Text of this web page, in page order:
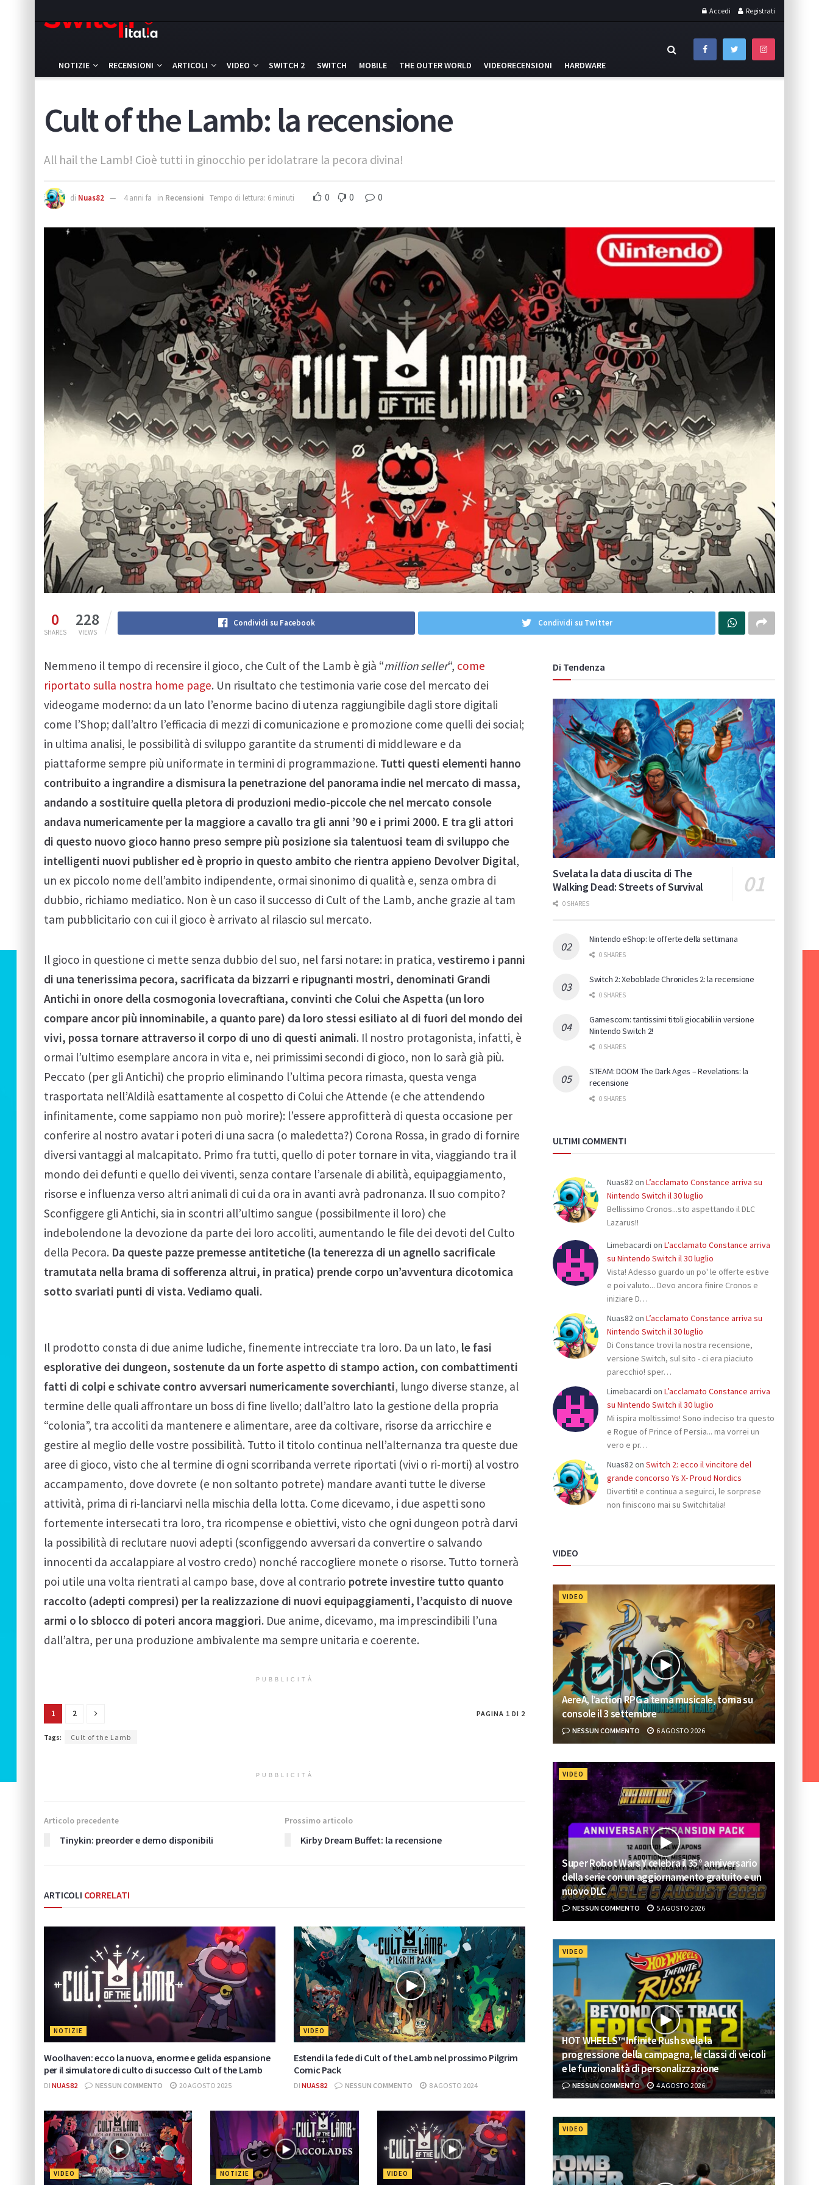
Accedi Registrati
NOTIZIE RECENSIONI ARTICOLI VIDEO SWITCH 2 SWITCH MOBILE THE OUTER WORLD VIDEORECENSIONI HARDWARE
Cult of the Lamb: la recensione
All hail the Lamb! Cioè tutti in ginocchio per idolatrare la pecora divina!
di Nuas82 4 anni fa in Recensioni Tempo di lettura: 6 minuti 0 0 0
0
SHARES
228
VIEWS
Condividi su Facebook Condividi su Twitter
Nemmeno il tempo di recensire il gioco, che Cult of the Lamb è già “million seller“, come
riportato sulla nostra home page. Un risultato che testimonia varie cose del mercato dei
videogame moderno: da un lato l’enorme bacino di utenza raggiungibile dagli store digitali
come l’Shop; dall’altro l’efficacia di mezzi di comunicazione e promozione come quelli dei social;
in ultima analisi, le possibilità di sviluppo garantite da strumenti di middleware e da
piattaforme sempre più uniformate in termini di programmazione. Tutti questi elementi hanno
contribuito a ingrandire a dismisura la penetrazione del panorama indie nel mercato di massa,
andando a sostituire quella pletora di produzioni medio-piccole che nel mercato console
andava numericamente per la maggiore a cavallo tra gli anni ’90 e i primi 2000. E tra gli attori
di questo nuovo gioco hanno preso sempre più posizione sia talentuosi team di sviluppo che
intelligenti nuovi publisher ed è proprio in questo ambito che rientra appieno Devolver Digital,
un ex piccolo nome dell’ambito indipendente, ormai sinonimo di qualità e, senza ombra di
dubbio, richiamo mediatico. Non è un caso il successo di Cult of the Lamb, anche grazie al tam
tam pubblicitario con cui il gioco è arrivato al rilascio sul mercato.
Il gioco in questione ci mette senza dubbio del suo, nel farsi notare: in pratica, vestiremo i panni
di una tenerissima pecora, sacrificata da bizzarri e ripugnanti mostri, denominati Grandi
Antichi in onore della cosmogonia lovecraftiana, convinti che Colui che Aspetta (un loro
compare ancor più innominabile, a quanto pare) da loro stessi esiliato al di fuori del mondo dei
vivi, possa tornare attraverso il corpo di uno di questi animali. Il nostro protagonista, infatti, è
ormai l’ultimo esemplare ancora in vita e, nei primissimi secondi di gioco, non lo sarà già più.
Peccato (per gli Antichi) che proprio eliminando l’ultima pecora rimasta, questa venga
trasportata nell’Aldilà esattamente al cospetto di Colui che Attende (e che attendendo
infinitamente, come sappiamo non può morire): l’essere approfitterà di questa occasione per
conferire al nostro avatar i poteri di una sacra (o maledetta?) Corona Rossa, in grado di fornire
diversi vantaggi al malcapitato. Primo fra tutti, quello di poter tornare in vita, viaggiando tra il
mondo dei defunti e quello dei viventi, senza contare l’arsenale di abilità, equipaggiamento,
risorse e influenza verso altri animali di cui da ora in avanti avrà padronanza. Il suo compito?
Sconfiggere gli Antichi, sia in scontri all’ultimo sangue (possibilmente il loro) che
indebolendone la devozione da parte dei loro accoliti, aumentando le file dei devoti del Culto
della Pecora. Da queste pazze premesse antitetiche (la tenerezza di un agnello sacrificale
tramutata nella brama di sofferenza altrui, in pratica) prende corpo un’avventura dicotomica
sotto svariati punti di vista. Vediamo quali.
Il prodotto consta di due anime ludiche, finemente intrecciate tra loro. Da un lato, le fasi
esplorative dei dungeon, sostenute da un forte aspetto di stampo action, con combattimenti
fatti di colpi e schivate contro avversari numericamente soverchianti, lungo diverse stanze, al
termine delle quali affrontare un boss di fine livello; dall’altro lato la gestione della propria
“colonia”, tra accoliti da mantenere e alimentare, aree da coltivare, risorse da arricchire e
gestire al meglio delle vostre possibilità. Tutto il titolo continua nell’alternanza tra queste due
aree di gioco, visto che al termine di ogni scorribanda verrete riportati (vivi o ri-morti) al vostro
accampamento, dove dovrete (e non soltanto potrete) mandare avanti tutte le diverse
attività, prima di ri-lanciarvi nella mischia della lotta. Come dicevamo, i due aspetti sono
fortemente intersecati tra loro, tra ricompense e obiettivi, visto che ogni dungeon potrà darvi
la possibilità di reclutare nuovi adepti (sconfiggendo avversari da convertire o salvando
innocenti da accalappiare al vostro credo) nonché raccogliere monete o risorse. Tutto tornerà
poi utile una volta rientrati al campo base, dove al contrario potrete investire tutto quanto
raccolto (adepti compresi) per la realizzazione di nuovi equipaggiamenti, l’acquisto di nuove
armi o lo sblocco di poteri ancora maggiori. Due anime, dicevamo, ma imprescindibili l’una
dall’altra, per una produzione ambivalente ma sempre unitaria e coerente.
PUBBLICITÀ
PAGINA 1 DI 2
1 2
Tags: Cult of the Lamb
PUBBLICITÀ
Articolo precedente
Tinykin: preorder e demo disponibili
Prossimo articolo
Kirby Dream Buffet: la recensione
ARTICOLI CORRELATI
NOTIZIE
Woolhaven: ecco la nuova, enorme e gelida espansione
per il simulatore di culto di successo Cult of the Lamb
DI NUAS82 NESSUN COMMENTO 20 AGOSTO 2025
VIDEO
Estendi la fede di Cult of the Lamb nel prossimo Pilgrim
Comic Pack
DI NUAS82 NESSUN COMMENTO 8 AGOSTO 2024
VIDEO NOTIZIE VIDEO
Di Tendenza
Svelata la data di uscita di The
Walking Dead: Streets of Survival
0 SHARES
Nintendo eShop: le offerte della settimana
0 SHARES
Switch 2: Xeboblade Chronicles 2: la recensione
0 SHARES
Gamescom: tantissimi titoli giocabili in versione
Nintendo Switch 2!
0 SHARES
STEAM: DOOM The Dark Ages – Revelations: la
recensione
0 SHARES
ULTIMI COMMENTI
Nuas82on L’acclamato Constance arriva su
Nintendo Switch il 30 luglio
Bellissimo Cronos...sto aspettando il DLC
Lazarus!!
Limebacardi on L’acclamato Constance arriva
su Nintendo Switch il 30 luglio
Vista! Adesso guardo un po' le offerte estive
e poi valuto... Devo ancora finire Cronos e
iniziare D…
Nuas82on L’acclamato Constance arriva su
Nintendo Switch il 30 luglio
Di Constance trovi la nostra recensione,
versione Switch, sul sito - ci era piaciuto
parecchio! sper…
Limebacardi on L’acclamato Constance arriva
su Nintendo Switch il 30 luglio
Mi ispira moltissimo! Sono indeciso tra questo
e Rogue of Prince of Persia... ma vorrei un
vero e pr…
Nuas82on Switch 2: ecco il vincitore del
grande concorso Ys X- Proud Nordics
Divertiti! e continua a seguirci, le sorprese
non finiscono mai su Switchitalia!
VIDEO
VIDEO
AereA, l’action RPG a tema musicale, torna su
console il 3 settembre
NESSUN COMMENTO 6 AGOSTO 2026
VIDEO
Super Robot Wars Y celebra il 35° anniversario
della serie con un aggiornamento gratuito e un
nuovo DLC
NESSUN COMMENTO 5 AGOSTO 2026
VIDEO
HOT WHEELS™ Infinite Rush svela la
progressione della campagna, le classi di veicoli
e le funzionalità di personalizzazione
NESSUN COMMENTO 4 AGOSTO 2026
VIDEO